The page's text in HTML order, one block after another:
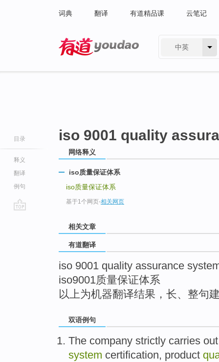
词典 翻译 有道精品课 云笔记
中英
目录
释义
翻译
例句
iso 9001 quality
网络释义
iso质量保证体系
iso质量保证体系
基于1个网页-相关网页
相关文章
有道翻译
iso 9001 quality assurance
iso9001质量保证体系
以上为机器翻译结果，长、整句
双语例句
The company strictly carries out
system certification, product